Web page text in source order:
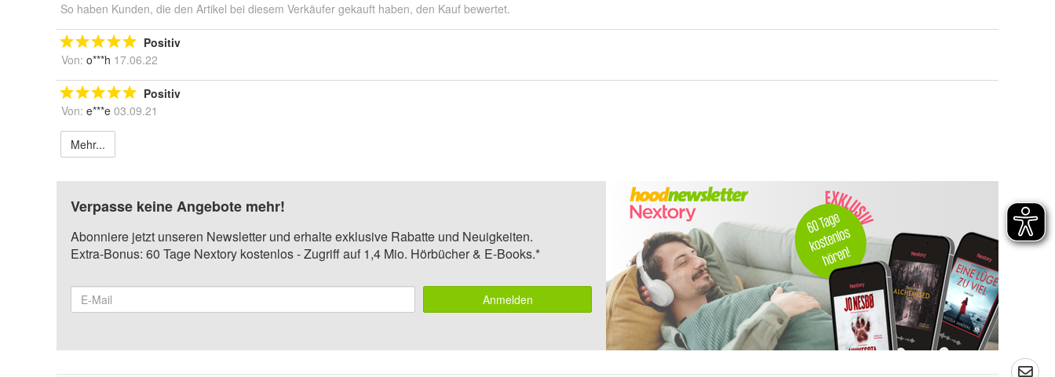
So haben Kunden, die den Artikel bei diesem Verkäufer gekauft haben, den Kauf bewertet.
Positiv
Von: o***h 17.06.22
Positiv
Von: e***e 03.09.21
Mehr...
Verpasse keine Angebote mehr!
Abonniere jetzt unseren Newsletter und erhalte exklusive Rabatte und Neuigkeiten.
Extra-Bonus: 60 Tage Nextory kostenlos - Zugriff auf 1,4 Mio. Hörbücher & E-Books.*
Anmelden